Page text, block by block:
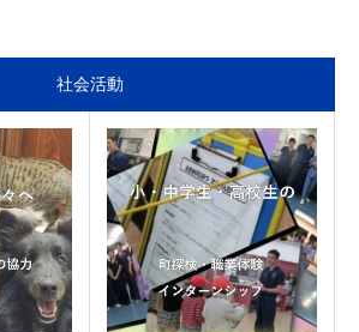
社会活動